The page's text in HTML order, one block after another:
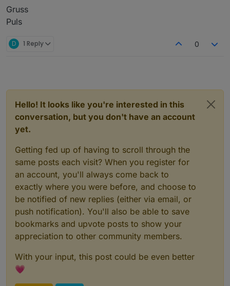
Gruss
Puls
D 1 Reply 0
Hello! It looks like you're interested in this
conversation, but you don't have an account
yet.
Getting fed up of having to scroll through the
same posts each visit? When you register for
an account, you'll always come back to
exactly where you were before, and choose to
be notified of new replies (either via email, or
push notification). You'll also be able to save
bookmarks and upvote posts to show your
appreciation to other community members.
With your input, this post could be even better
💗